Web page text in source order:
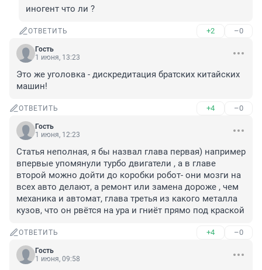
иногент что ли ?
ОТВЕТИТЬ +2 –0
Гость
1 июня, 13:23
Это же уголовка - дискредитация братских китайских
машин!
ОТВЕТИТЬ +4 –0
Гость
1 июня, 12:23
Статья неполная, я бы назвал глава первая) например
впервые упомянули турбо двигатели , а в главе
второй можно дойти до коробки робот- они мозги на
всех авто делают, а ремонт или замена дороже , чем
механика и автомат, глава третья из какого металла
кузов, что он рвётся на ура и гниёт прямо под краской
ОТВЕТИТЬ +4 –0
Гость
1 июня, 09:58